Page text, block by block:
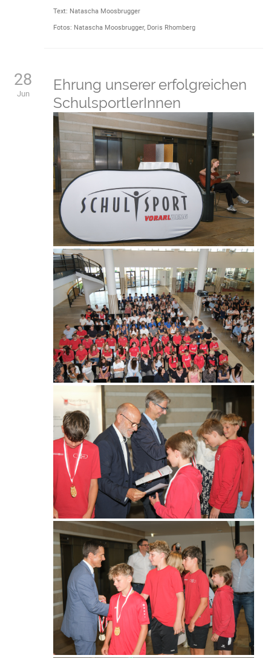
Text: Natascha Moosbrugger
Fotos: Natascha Moosbrugger, Doris Rhomberg
28
Jun
Ehrung unserer erfolgreichen
SchulsportlerInnen